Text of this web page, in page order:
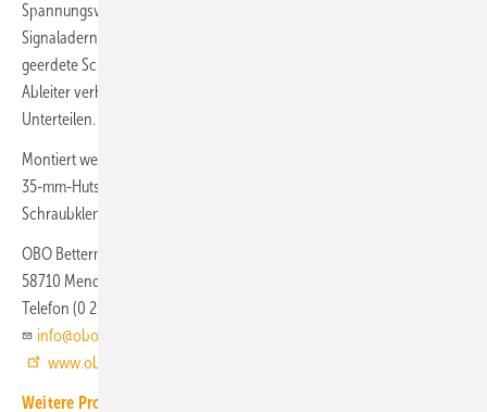
Spannungsvarianten für 5, 12, 24 und 48 V mit je 2 oder 2 × 2
Signaladern pro Leitung in Ausführungen für direkt oder indirekt
geerdete Schirmsysteme erhältlich. Die Spannungskodierung der
Ableiter verhindert ein fehlerhaftes Zuordnen von Ober- und
Unterteilen.
Montiert werden die Ableiter mit einer Baubreite von 12,5 mm auf der
35-mm-Hutschiene. Die Erdung kann über die Hutschiene oder eine
Schraubklemme erfolgen.
OBO Bettermann
58710 Menden
Telefon (0 23 73) 89 20 00
info@obo.de
www.obo.de
Weitere Produkt-Meldungen zum Thema Elektrotechnik